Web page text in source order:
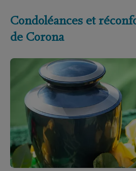
Condoléances et
de Corona